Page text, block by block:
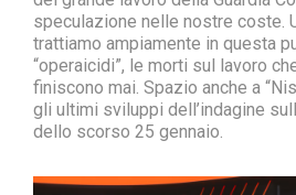
speculazione nelle nostre coste.
trattiamo ampiamente in questa
“operaicidi”, le morti sul lavoro
finiscono mai. Spazio anche a
gli ultimi sviluppi dell’indagine
dello scorso 25 gennaio.